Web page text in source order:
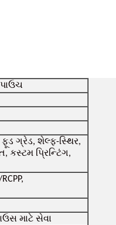
ગ્રેડ, શેલ્ફ-સ્થિર,
કસ્ટમ પ્રિન્ટિંગ,
માટે સેવા